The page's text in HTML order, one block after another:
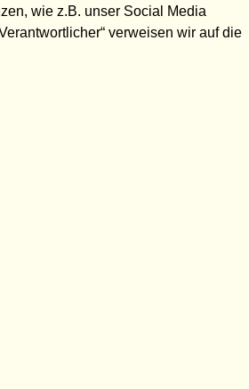
wie z.B. unser Social Media
verweisen wir auf die